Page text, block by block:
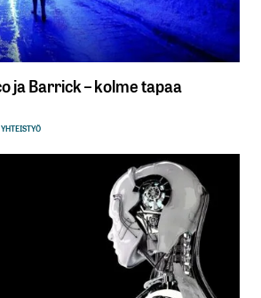
ja Barrick – kolme tapaa